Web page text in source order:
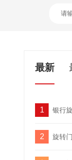
最新
1 银行
2 旋转